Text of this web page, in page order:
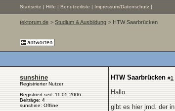
Startseite | Hilfe | Benutzerliste | Impressum/Datenschutz |
tektorum.de > Studium & Ausbildung > HTW Saarbrücken
sunshine
Registrierter Nutzer
Registriert seit: 11.05.2006
Beiträge: 4
sunshine: Offline
HTW Saarbrücken #1
Hallo
gibt es hier jmd. der